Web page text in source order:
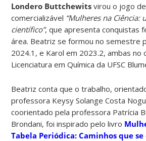
Londero Buttchewits virou o jogo
comercializável “Mulheres na Ciência:
científico”, que apresenta conquistas
área. Beatriz se formou no semestre
2024.1, e Karol em 2023.2, ambas no
Licenciatura em Química da UFSC
Beatriz conta que o trabalho,
professora Keysy Solange Costa
coorientado pela professora Patrícia
Brondani, foi inspirado pelo livro
Tabela Periódica: Caminhos que se